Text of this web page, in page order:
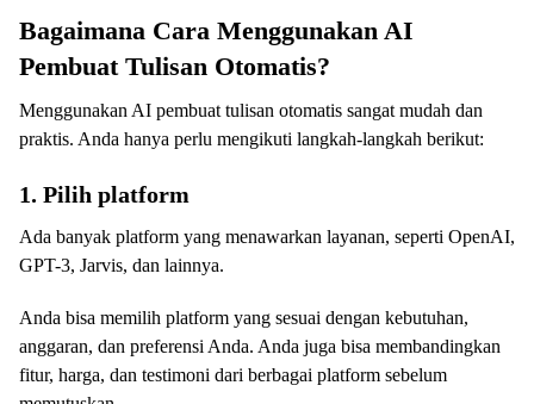
Bagaimana Cara Menggunakan AI
Pembuat Tulisan Otomatis?
Menggunakan AI pembuat tulisan otomatis sangat mudah dan
praktis. Anda hanya perlu mengikuti langkah-langkah berikut:
1. Pilih platform
Ada banyak platform yang menawarkan layanan, seperti OpenAI,
GPT-3, Jarvis, dan lainnya.
Anda bisa memilih platform yang sesuai dengan kebutuhan,
anggaran, dan preferensi Anda. Anda juga bisa membandingkan
fitur, harga, dan testimoni dari berbagai platform sebelum